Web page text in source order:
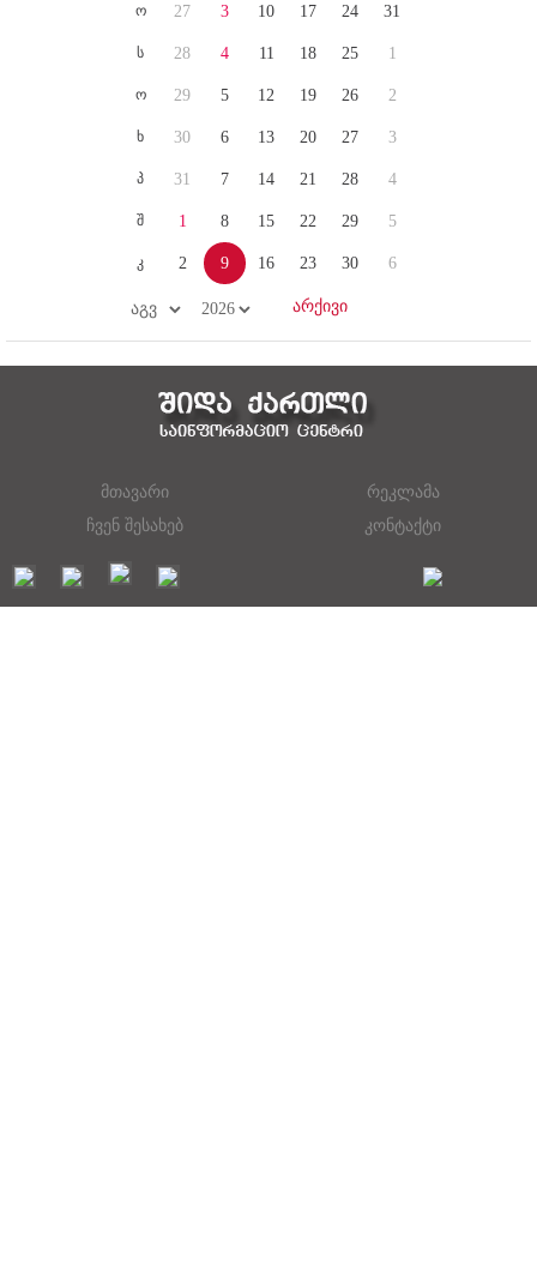
ო
ს
ო
ხ
პ
შ
კ
27
28
29
30
31
1
2
3
4
5
6
7
8
9
10
11
12
13
14
15
16
17
18
19
20
21
22
23
24
25
26
27
28
29
30
31
1
2
3
4
5
6
მთავარი
რეკლამა
ჩვენ შესახებ
კონტაქტი